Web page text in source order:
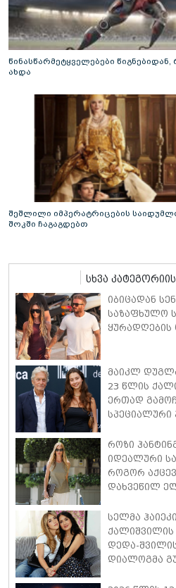
წინასწარმეტყველებები
ახდა
შეშლილი იმპერატრიცების
შოკში ჩაგაგდებთ
სხვა
იბიცადან
საზაფხულო
ყურადღების
მაიკლ
23 წლის
ერთად
როზი
იდეალური
როგორ
დახვეწილ
სელმა
ქალიშვილის
დედა-
დიალოგმა